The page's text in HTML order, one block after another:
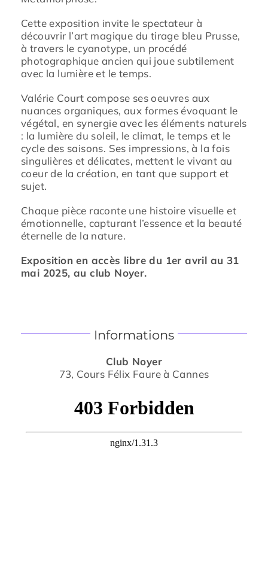
Cette exposition invite le spectateur à
découvrir l’art magique du tirage bleu Prusse,
à travers le cyanotype, un procédé
photographique ancien qui joue subtilement
avec la lumière et le temps.
Valérie Court compose ses oeuvres aux
nuances organiques, aux formes évoquant le
végétal, en synergie avec les éléments naturels
: la lumière du soleil, le climat, le temps et le
cycle des saisons. Ses impressions, à la fois
singulières et délicates, mettent le vivant au
coeur de la création, en tant que support et
sujet.
Chaque pièce raconte une histoire visuelle et
émotionnelle, capturant l’essence et la beauté
éternelle de la nature.
Exposition en accès libre du 1er avril au 31
mai 2025, au club Noyer.
Informations
Club Noyer
73, Cours Félix Faure à Cannes